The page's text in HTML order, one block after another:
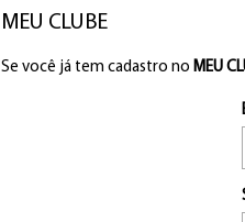
MEU CLUBE
Se você já tem cadastro no MEU